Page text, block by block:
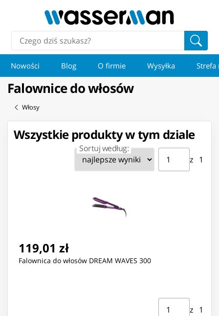
Nowości Blog O firmie Wysyłka Strefa
Falownice do włosów
Włosy
Wszystkie produkty w tym dziale
Sortuj według: Strona ⁨1⁩ z ⁨1⁩
z ⁨1⁩
Przejdź do strony
119,01 zł
Falownica do włosów DREAM WAVES 300
Strona ⁨1⁩ z ⁨1⁩
z ⁨1⁩
Przejdź do strony